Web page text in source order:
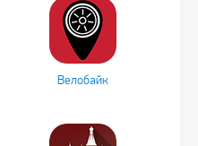
Велобайк